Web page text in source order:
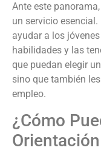
Ante este
un servicio
ayudar a los
habilidades y las
que puedan elegir
sino que también
empleo.
¿Cómo